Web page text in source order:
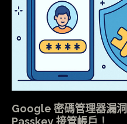
Google 密碼管理器漏
Passkey 接管帳戶！